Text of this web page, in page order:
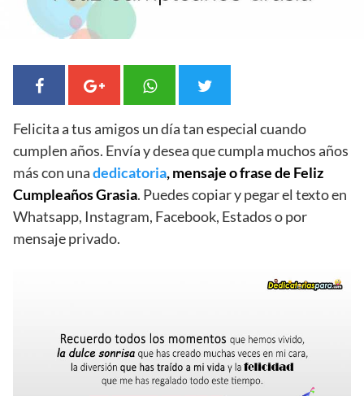
Felicita a tus amigos un día tan especial cuando
cumplen años. Envía y desea que cumpla muchos años
más con unadedicatoria, mensaje o frase de Feliz
Cumpleaños Grasia. Puedes copiar y pegar el texto en
Whatsapp, Instagram, Facebook, Estados o por
mensaje privado.